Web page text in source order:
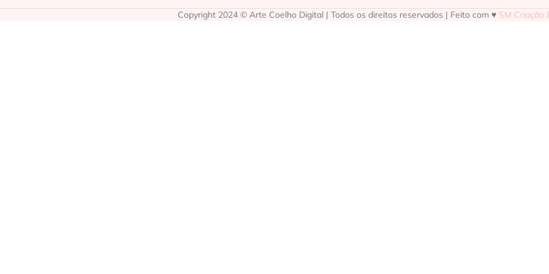
Copyright 2024 © Arte Coelho Digital | Todos os direitos reservados | Feito com ♥ SM Criação